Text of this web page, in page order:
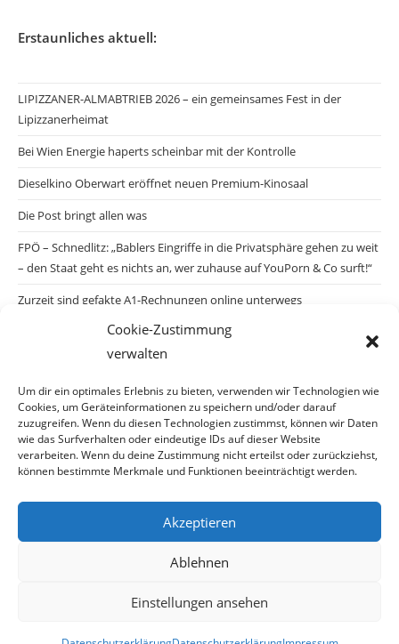
Cookie-Zustimmung
verwalten
Um dir ein optimales Erlebnis zu bieten, verwenden wir Technologien wie
Cookies, um Geräteinformationen zu speichern und/oder darauf
zuzugreifen. Wenn du diesen Technologien zustimmst, können wir Daten
wie das Surfverhalten oder eindeutige IDs auf dieser Website
verarbeiten. Wenn du deine Zustimmung nicht erteilst oder zurückziehst,
können bestimmte Merkmale und Funktionen beeinträchtigt werden.
Akzeptieren
Ablehnen
Einstellungen ansehen
Erstaunliches aktuell:
LIPIZZANER-ALMABTRIEB 2026 – ein gemeinsames Fest in der
Lipizzanerheimat
Bei Wien Energie haperts scheinbar mit der Kontrolle
Dieselkino Oberwart eröffnet neuen Premium-Kinosaal
Die Post bringt allen was
FPÖ – Schnedlitz: „Bablers Eingriffe in die Privatsphäre gehen zu weit
– den Staat geht es nichts an, wer zuhause auf YouPorn & Co surft!“
Zurzeit sind gefakte A1-Rechnungen online unterwegs
Salzburgs Juden und ihre Sicherheit: „Erst nach einem Anschlag wäre
die Gefahr endlich konkret!“
Biologisches Wunder in Ceuta
Ein vermeintliches Abschiebemärchen
Archiv
© Copyright 2026 · Auch Ihre Information ist uns wichtig! Haben Sie eine